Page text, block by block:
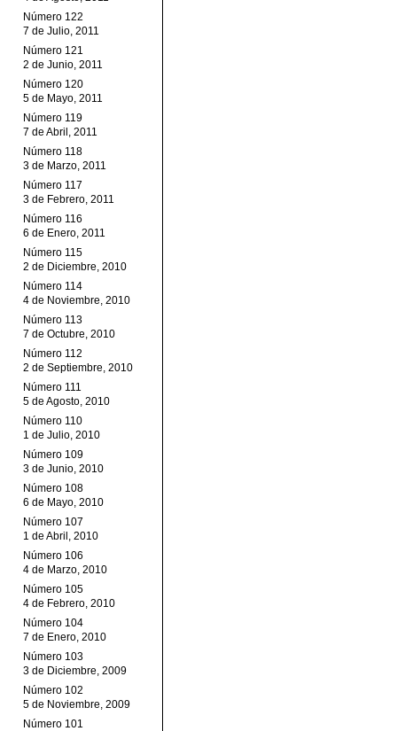
Número 122
7 de Julio, 2011
Número 121
2 de Junio, 2011
Número 120
5 de Mayo, 2011
Número 119
7 de Abril, 2011
Número 118
3 de Marzo, 2011
Número 117
3 de Febrero, 2011
Número 116
6 de Enero, 2011
Número 115
2 de Diciembre, 2010
Número 114
4 de Noviembre, 2010
Número 113
7 de Octubre, 2010
Número 112
2 de Septiembre, 2010
Número 111
5 de Agosto, 2010
Número 110
1 de Julio, 2010
Número 109
3 de Junio, 2010
Número 108
6 de Mayo, 2010
Número 107
1 de Abril, 2010
Número 106
4 de Marzo, 2010
Número 105
4 de Febrero, 2010
Número 104
7 de Enero, 2010
Número 103
3 de Diciembre, 2009
Número 102
5 de Noviembre, 2009
Número 101